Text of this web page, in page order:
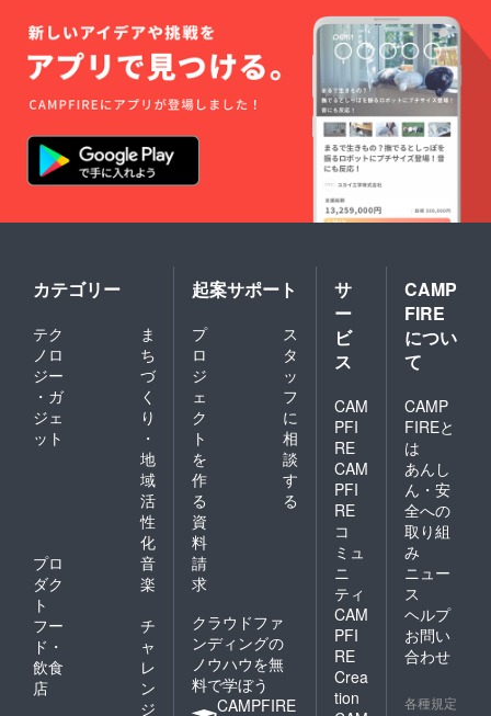
防止用
のスト
ラップ
を取り
付ける5
㎜の穴
が2ケ付
きま
す。
カテゴリー
テク
ノロ
ジー
・ガ
ジェ
ット
ま
ち
づ
く
り
・
地
域
活
性
化
プロ
ダク
ト
音
楽
フー
ド・
飲食
店
チ
ャ
レ
ン
ジ
起案サポート
プ
ロ
ジ
ェ
ク
ト
を
作
る
ス
タ
ッ
フ
に
相
談
す
る
資
料
請
求
クラウドファ
ンディングの
ノウハウを無
料で学ぼう
CAMPFIRE
サ
ー
ビ
ス
CAM
PFI
RE
CAM
PFI
RE
コ
ミュ
ニ
ティ
CAM
PFI
RE
Crea
tion
CAMP
FIRE
につい
て
CAMP
FIREと
は
あんし
ん・安
全への
取り組
み
ニュー
ス
ヘルプ
お問い
合わせ
各種規定